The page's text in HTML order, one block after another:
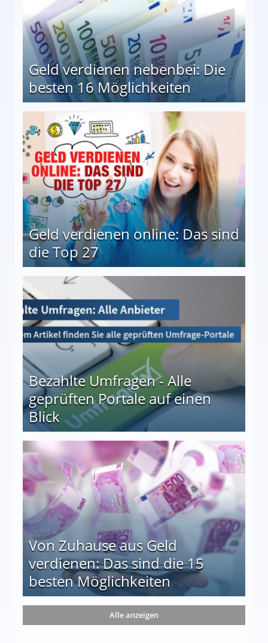
Geld verdienen nebenbei: Die
besten 16 Möglichkeiten
Geld verdienen online: Das sind
die Top 27
Bezahlte Umfragen - Alle
geprüften Portale auf einen
Blick
auf einen Blick
Von Zuhause aus Geld
verdienen: Das sind die 15
besten Möglichkeiten
die 15 besten Möglichkeiten
Alle anzeigen